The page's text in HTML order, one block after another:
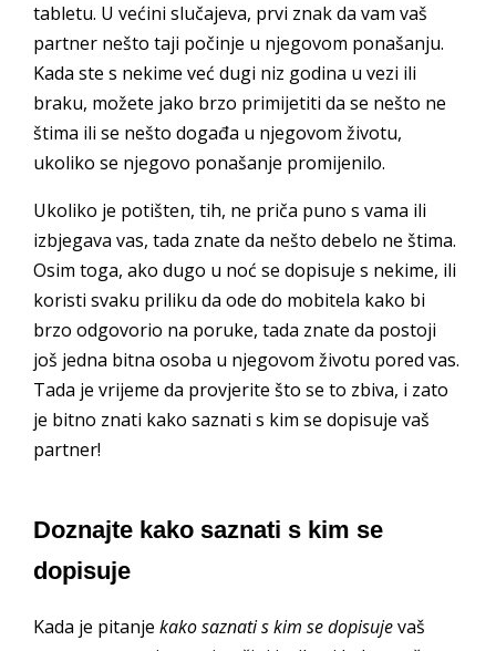
tabletu. U većini slučajeva, prvi znak da vam vaš
partner nešto taji počinje u njegovom ponašanju.
Kada ste s nekime već dugi niz godina u vezi ili
braku, možete jako brzo primijetiti da se nešto ne
štima ili se nešto događa u njegovom životu,
ukoliko se njegovo ponašanje promijenilo.
Ukoliko je potišten, tih, ne priča puno s vama ili
izbjegava vas, tada znate da nešto debelo ne štima.
Osim toga, ako dugo u noć se dopisuje s nekime, ili
koristi svaku priliku da ode do mobitela kako bi
brzo odgovorio na poruke, tada znate da postoji
još jedna bitna osoba u njegovom životu pored vas.
Tada je vrijeme da provjerite što se to zbiva, i zato
je bitno znati kako saznati s kim se dopisuje vaš
partner!
Doznajte kako saznati s kim se
dopisuje
Kada je pitanje kako saznati s kim se dopisujevaš